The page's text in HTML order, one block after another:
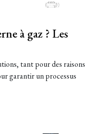
à gaz ? Les
tant pour des raisons
garantir un processus